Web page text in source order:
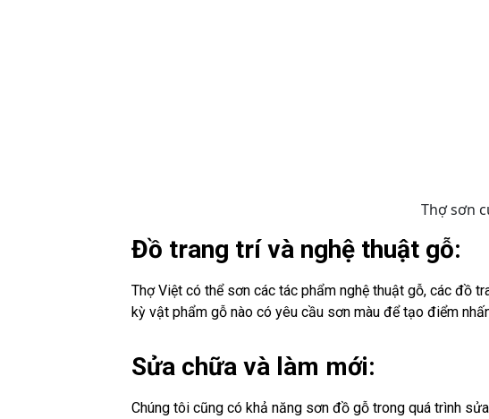
Thợ sơn
Đồ trang trí và nghệ thuật gỗ:
Thợ Việt có thể sơn các tác phẩm nghệ thuật gỗ, các đồ
kỳ vật phẩm gỗ nào có yêu cầu sơn màu để tạo điểm
Sửa chữa và làm mới:
Chúng tôi cũng có khả năng sơn đồ gỗ trong quá trình